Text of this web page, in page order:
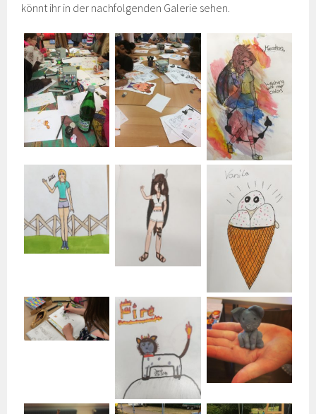
könnt ihr in der nachfolgenden Galerie sehen.